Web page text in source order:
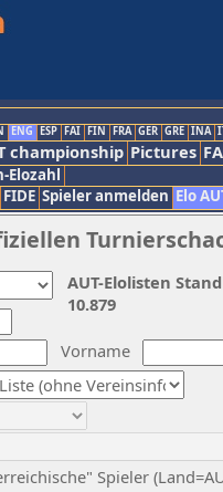
ENG ESP FAI FIN FRA GER GRE INA
championship Pictures
Elozahl
FIDE Spieler anmelden Elo
Vorname
Spieler
AUT-Elolisten
10.879